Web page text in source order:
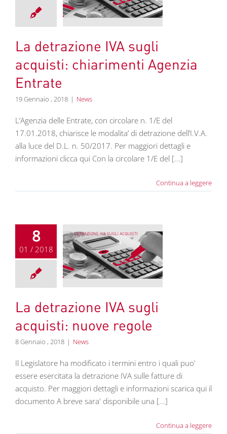
Entrate
La detrazione IVA sugli
acquisti: chiarimenti Agenzia
Entrate
19 Gennaio , 2018 | News
L’Agenzia delle Entrate, con circolare n. 1/E del
17.01.2018, chiarisce le modalita’ di detrazione dell’I.V.A.
alla luce del D.L. n. 50/2017. Per maggiori dettagli e
informazioni clicca qui Con la circolare 1/E del [...]
Continua a leggere
8
01 / 2018
IVA sugli
nuove regole
La detrazione IVA sugli
acquisti: nuove regole
8 Gennaio , 2018 | News
Il Legislatore ha modificato i termini entro i quali puo'
essere esercitata la detrazione IVA sulle fatture di
acquisto. Per maggiori dettagli e informazioni scarica qui il
documento A breve sara' disponibile una [...]
Continua a leggere